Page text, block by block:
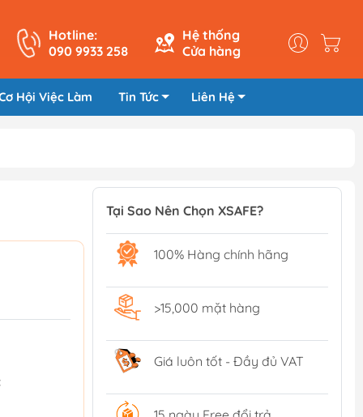
Hotline:
090 9933 258
Hệ thống
Cửa hàng
Hội Việc Làm Tin Tức Liên Hệ
Tại Sao Nên Chọn XSAFE?
100% Hàng chính hãng
>15,000 mặt hàng
Giá luôn tốt - Đầy đủ VAT